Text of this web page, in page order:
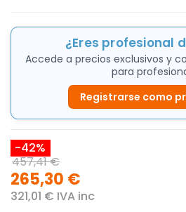
¿Eres profesional
Accede a precios exclusivos y
para
Registrarse como
-42%
457,41 €
265,30 €
321,01 € IVA inc